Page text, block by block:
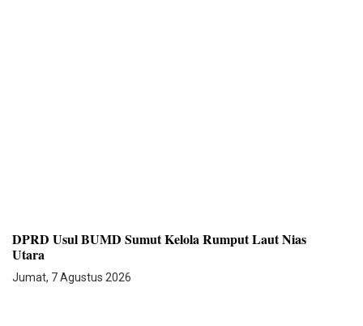
DPRD Usul BUMD Sumut Kelola Rumput Laut Nias
Utara
Jumat, 7 Agustus 2026